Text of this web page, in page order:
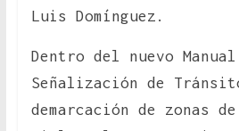
Luis Domínguez.
Dentro del nuevo
Señalización de
demarcación de zonas